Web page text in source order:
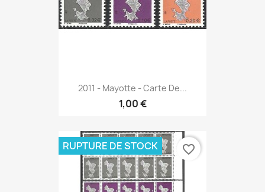
2011 - Mayotte - Carte De...
1,00 €
RUPTURE DE STOCK favorite_border